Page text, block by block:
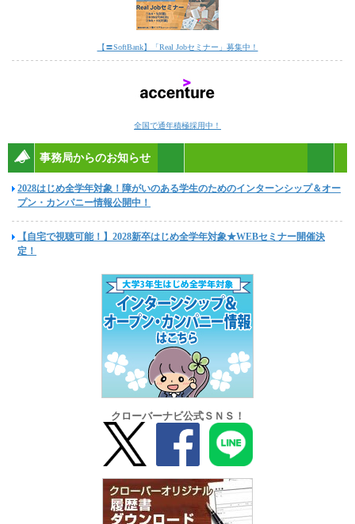
【〓SoftBank】「Real Jobセミナー」募集中！
全国で通年積極採用中！
事務局からのお知らせ
2028はじめ全学年対象！障がいのある学生のためのインターンシップ＆オー
プン・カンパニー情報公開中！
【自宅で視聴可能！】2028新卒はじめ全学年対象★WEBセミナー開催決
定！
クローバーナビ公式ＳＮＳ！